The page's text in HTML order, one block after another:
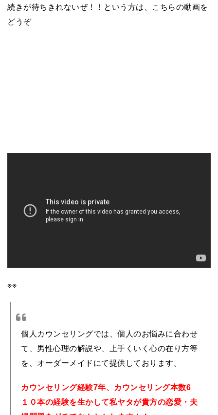
続きが待ちきれないぜ！！という方は、こちらの動画を
どうぞ
※※
個人カウンセリングでは、個人のお悩みに合わせ
て、男性心理の解説や、上手くいく心の在り方等
を、オーダーメイドにて提供しております。
カウンセリング経験7年、カウンセリング本数6
１０本の経験を生かして私ヤタが貴方の恋愛・夫